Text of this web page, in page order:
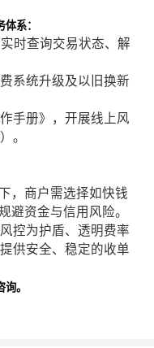
系：
时查询交易状态、解
系统升级及以旧换新
手册》，开展线上风
。
，商户需选择如快钱
避资金与信用风险。
控为护盾、透明费率
供安全、稳定的收单
。